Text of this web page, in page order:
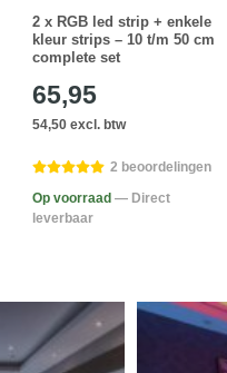
2 x RGB led strip + enkele
kleur strips – 10 t/m 50 cm
complete set
65,95
54,50 excl. btw
2 beoordelingen
Op voorraad — Direct
leverbaar